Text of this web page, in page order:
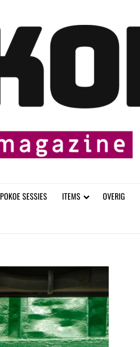
POKOE SESSIES ITEMS OVERIG